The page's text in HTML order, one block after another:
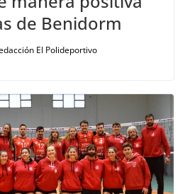
de Benidorm
El Polideportivo